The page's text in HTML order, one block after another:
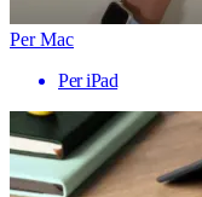
Per Mac
Per iPad